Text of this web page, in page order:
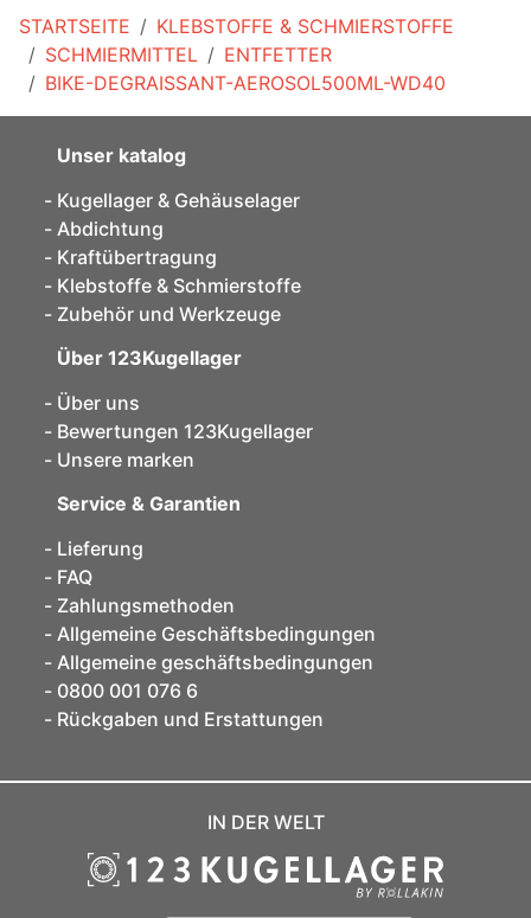
STARTSEITE
KLEBSTOFFE & SCHMIERSTOFFE
SCHMIERMITTEL
ENTFETTER
BIKE-DEGRAISSANT-AEROSOL500ML-WD40
Unser katalog
Kugellager & Gehäuselager
Abdichtung
Kraftübertragung
Klebstoffe & Schmierstoffe
Zubehör und Werkzeuge
Über 123Kugellager
Über uns
Bewertungen 123Kugellager
Unsere marken
Service & Garantien
Lieferung
FAQ
Zahlungsmethoden
Allgemeine Geschäftsbedingungen
Allgemeine geschäftsbedingungen
0800 001 076 6
Rückgaben und Erstattungen
IN DER WELT